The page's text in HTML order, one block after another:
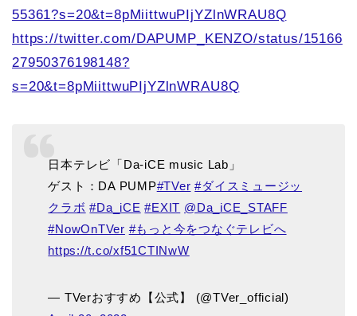
55361?s=20&t=8pMiittwuPIjYZlnWRAU8Q
https://twitter.com/DAPUMP_KENZO/status/15166
27950376198148?
s=20&t=8pMiittwuPIjYZlnWRAU8Q
日本テレビ「Da-iCE music Lab」
ゲスト：DA PUMP#TVer #ダイスミュージッ
クラボ #Da_iCE #EXIT @Da_iCE_STAFF
#NowOnTVer #もっと今をつなぐテレビへ
https://t.co/xf51CTINwW
— TVerおすすめ【公式】 (@TVer_official)